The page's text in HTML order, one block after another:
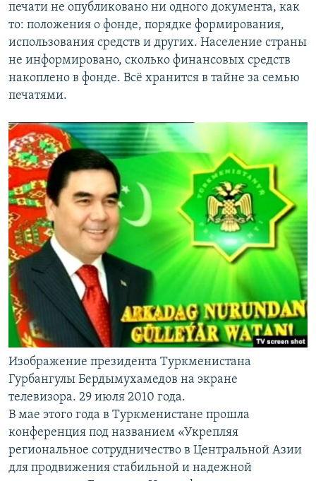
печати не опубликовано ни одного документа, как
то: положения о фонде, порядке формирования,
использования средств и других. Население страны
не информировано, сколько финансовых средств
накоплено в фонде. Всё хранится в тайне за семью
печатями.
Изображение президента Туркменистана
Гурбангулы Бердымухамедов на экране
телевизора. 29 июля 2010 года.
В мае этого года в Туркменистане прошла
конференция под названием «Укрепляя
региональное сотрудничество в Центральной Азии
для продвижения стабильной и надежной